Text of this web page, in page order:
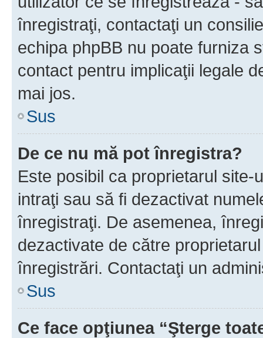
înregistraţi, contactaţi un
echipa phpBB nu poate furniza
contact pentru implicaţii legale
mai jos.
Sus
De ce nu mă pot înregistra?
Este posibil ca proprietarul
intraţi sau să fi dezactivat
înregistraţi. De asemenea,
dezactivate de către
înregistrări. Contactaţi un
Sus
Ce face opţiunea “Şterge